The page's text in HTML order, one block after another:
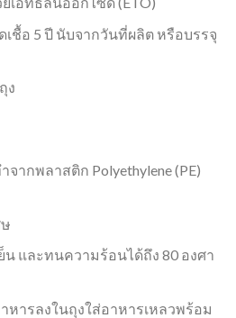
ชื้อ 5 ปี นับจากวันที่ผลิต หรือบรรจุ
ง
จากพลาสติก Polyethylene (PE)
และทนความร้อนได้ถึง 80 องศา
ารลงในถุงใส่อาหารเหลวพร้อม